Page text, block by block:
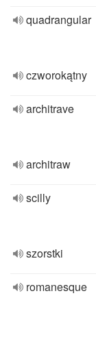
quadrangular
czworokątny
architrave
architraw
scilly
szorstki
romanesque